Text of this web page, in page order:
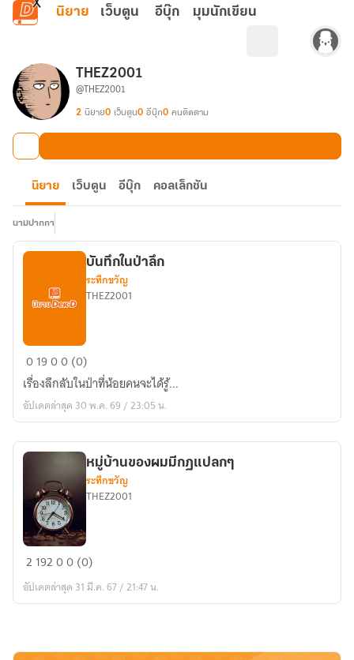
ข้ามไปยังเนื้อหาหลัก
นิยาย เว็บตูน อีบุ๊ก มุมนักเขียน
THEZ2001
@THEZ2001
2 นิยาย0 เว็บตูน0 อีบุ๊ก0 คนติดตาม
นิยาย เว็บตูน อีบุ๊ก คอลเล็กชัน
นามปากกา
บันทึก
ใน
ป่า
ลึก
บันทึกในป่าลึก
ระทึกขวัญ
THEZ2001
01900 (0)
เรื่องลึกลับในป่าที่น้อยคนจะได้รู้...
อัปเดตล่าสุด 30 พ.ค. 69 / 23:05 น.
หมู่บ้าน
ผม
แปลกๆ
หมู่บ้านของผมมีกฏแปลกๆ
ระทึกขวัญ
THEZ2001
2 19200 (0)
อัปเดตล่าสุด 31 มี.ค. 67 / 21:47 น.